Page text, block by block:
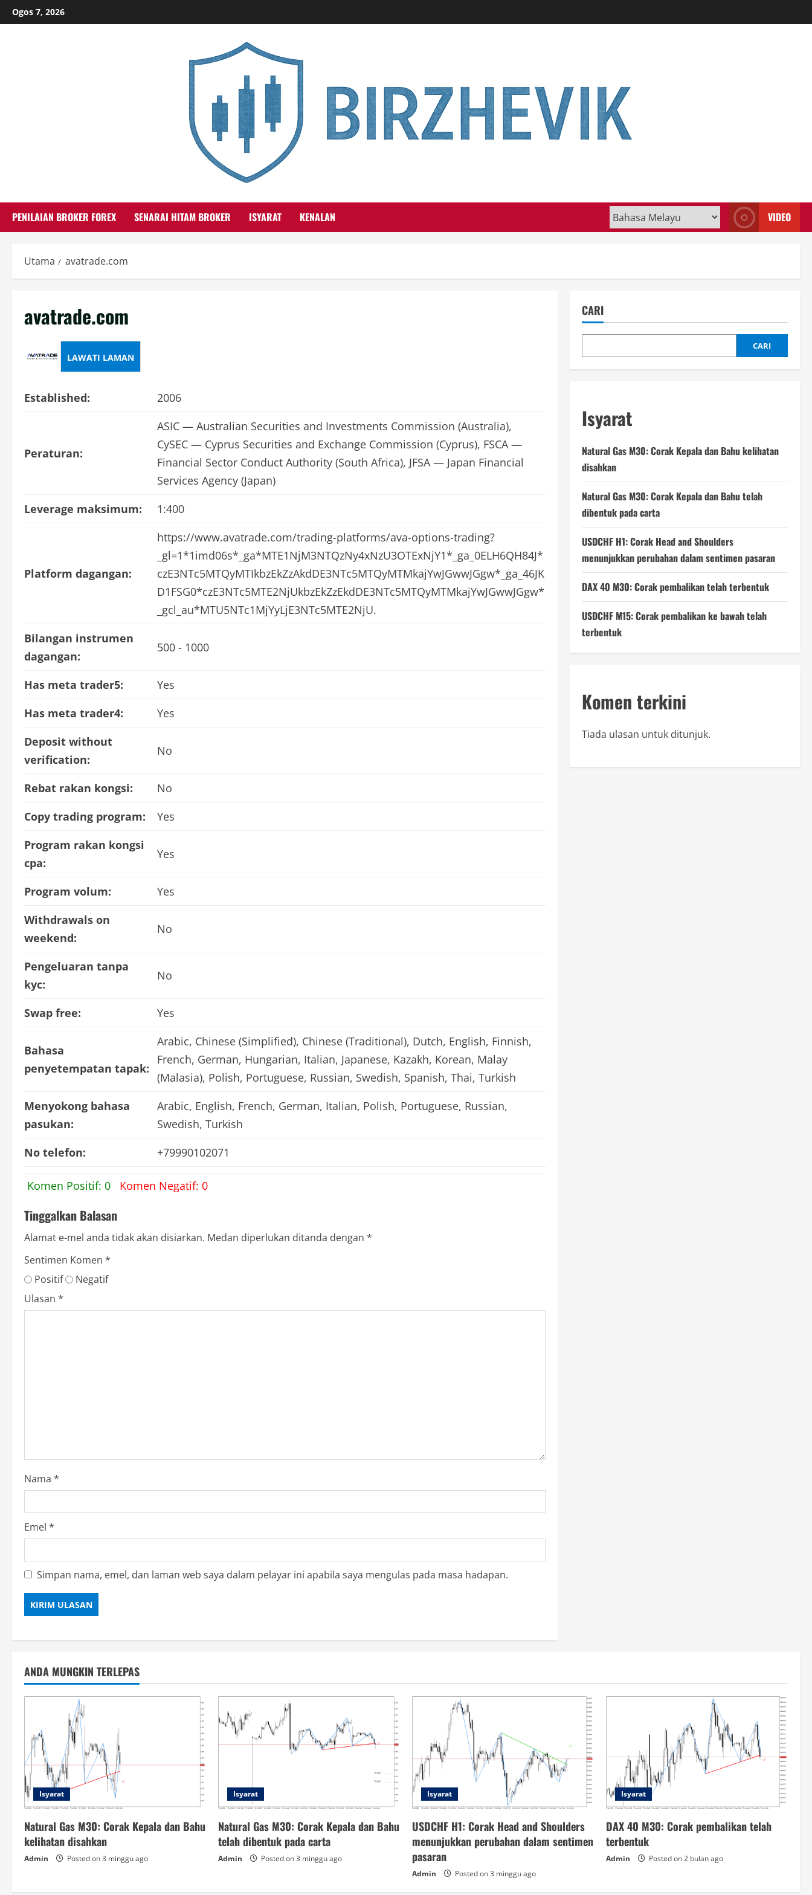
Skip
to
Ogos 7, 2026
PENILAIAN BROKER FOREX SENARAI HITAM BROKER ISYARAT KENALAN VIDEO
Utama avatrade.com
avatrade.com
LAWATI LAMAN
Established: 2006
Peraturan:
ASIC — Australian Securities and Investments Commission (Australia),
CySEC — Cyprus Securities and Exchange Commission (Cyprus), FSCA —
Financial Sector Conduct Authority (South Africa), JFSA — Japan Financial
Services Agency (Japan)
Leverage maksimum:
1:400
Platform dagangan:
https://www.avatrade.com/trading-platforms/ava-options-trading?
_gl=1*1imd06s*_ga*MTE1NjM3NTQzNy4xNzU3OTExNjY1*_ga_0ELH6QH84J*
czE3NTc5MTQyMTIkbzEkZzAkdDE3NTc5MTQyMTMkajYwJGwwJGgw*_ga_46JK
D1FSG0*czE3NTc5MTE2NjUkbzEkZzEkdDE3NTc5MTQyMTMkajYwJGwwJGgw*
_gcl_au*MTU5NTc1MjYyLjE3NTc5MTE2NjU.
Bilangan instrumen
dagangan:
500 - 1000
Has meta trader5:
Yes
Has meta trader4:
Yes
Deposit without
verification:
No
Rebat rakan kongsi:
No
Copy trading program:
Yes
Program rakan kongsi
cpa:
Yes
Program volum:
Yes
Withdrawals on
weekend:
No
Pengeluaran tanpa
kyc:
No
Swap free: Yes
Bahasa
penyetempatan tapak:
Arabic, Chinese (Simplified), Chinese (Traditional), Dutch, English, Finnish,
French, German, Hungarian, Italian, Japanese, Kazakh, Korean, Malay
(Malasia), Polish, Portuguese, Russian, Swedish, Spanish, Thai, Turkish
Menyokong bahasa
pasukan:
Arabic, English, French, German, Italian, Polish, Portuguese, Russian,
Swedish, Turkish
No telefon:
+79990102071
Komen Positif: 0 Komen Negatif: 0
Tinggalkan Balasan
Alamat e-mel anda tidak akan disiarkan. Medan diperlukan ditanda dengan *
Sentimen Komen *
Positif
Negatif
Ulasan *
Nama *
Emel *
Simpan nama, emel, dan laman web saya dalam pelayar ini apabila saya mengulas pada masa hadapan.
CARI
CARI
Isyarat
Natural Gas M30: Corak Kepala dan Bahu kelihatan
disahkan
Natural Gas M30: Corak Kepala dan Bahu telah
dibentuk pada carta
USDCHF H1: Corak Head and Shoulders
menunjukkan perubahan dalam sentimen pasaran
DAX 40 M30: Corak pembalikan telah terbentuk
USDCHF M15: Corak pembalikan ke bawah telah
terbentuk
Komen terkini
Tiada ulasan untuk ditunjuk.
ANDA MUNGKIN TERLEPAS
Isyarat
Natural Gas M30: Corak Kepala dan Bahu
kelihatan disahkan
Admin Posted on 3 minggu ago
Isyarat
Natural Gas M30: Corak Kepala dan Bahu
telah dibentuk pada carta
Admin Posted on 3 minggu ago
Isyarat
USDCHF H1: Corak Head and Shoulders
menunjukkan perubahan dalam sentimen
pasaran
Admin Posted on 3 minggu ago
Isyarat
DAX 40 M30: Corak pembalikan telah
terbentuk
Admin Posted on 2 bulan ago